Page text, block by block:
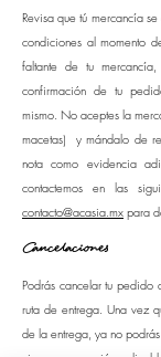
Revisa que tú mercancía
condiciones al momento
faltante de tu
confirmación de tu
mismo. No aceptes la
macetas) y mándalo de
nota como evidencia
contactemos en las
contacto@acasia.mx para
Cancelaciones
Podrás cancelar tu pedido
ruta de entrega. Una vez
de la entrega, ya no